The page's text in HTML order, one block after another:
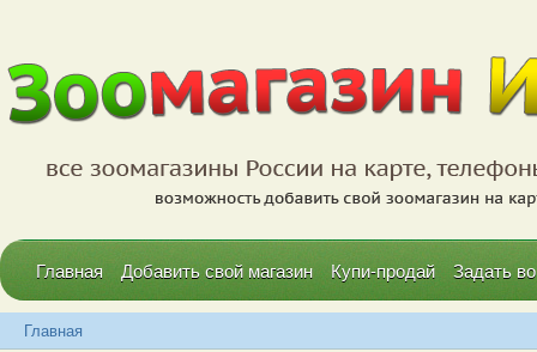
Главная Добавить свой магазин Купи-продай Задать
Главная